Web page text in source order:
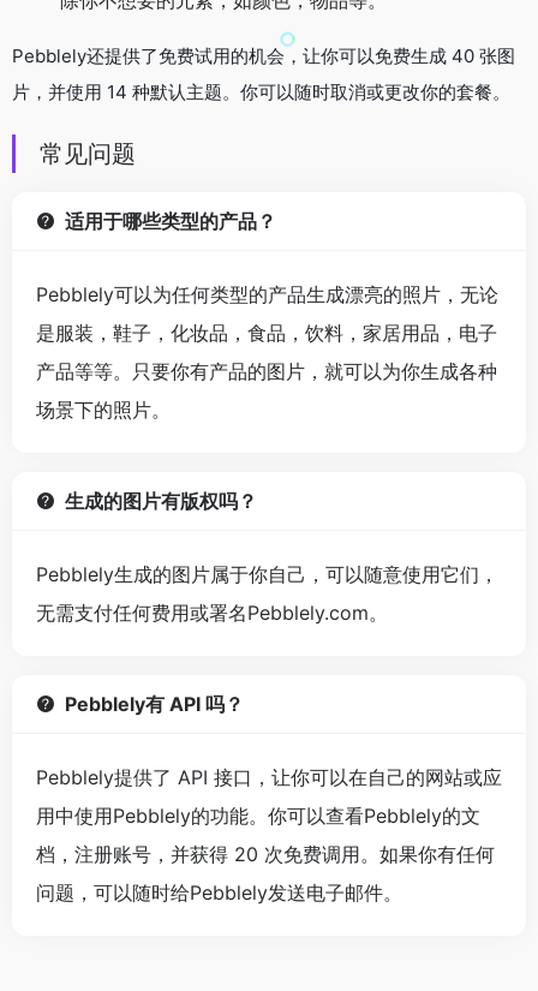
Pebblely还提供了免费试用的机会，让你可以免费生成 40 张图
片，并使用 14 种默认主题。你可以随时取消或更改你的套餐。
常见问题
适用于哪些类型的产品？
Pebblely可以为任何类型的产品生成漂亮的照片，无论
是服装，鞋子，化妆品，食品，饮料，家居用品，电子
产品等等。只要你有产品的图片，就可以为你生成各种
场景下的照片。
生成的图片有版权吗？
Pebblely生成的图片属于你自己，可以随意使用它们，
无需支付任何费用或署名Pebblely.com。
Pebblely有 API 吗？
Pebblely提供了 API 接口，让你可以在自己的网站或应
用中使用Pebblely的功能。你可以查看Pebblely的文
档，注册账号，并获得 20 次免费调用。如果你有任何
问题，可以随时给Pebblely发送电子邮件。